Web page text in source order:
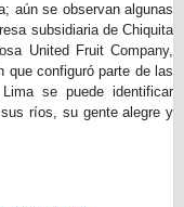
aún se observan algunas
subsidiaria de Chiquita
United Fruit Company,
que configuró parte de las
se puede identificar
ríos, su gente alegre y